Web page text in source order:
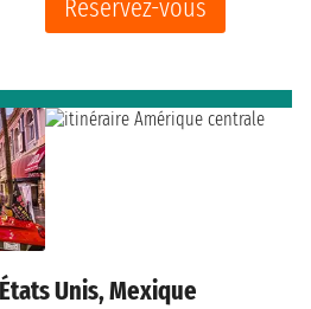
Réservez-vous
Unis, Mexique